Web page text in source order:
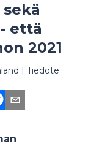
että
2021
| Tiedote